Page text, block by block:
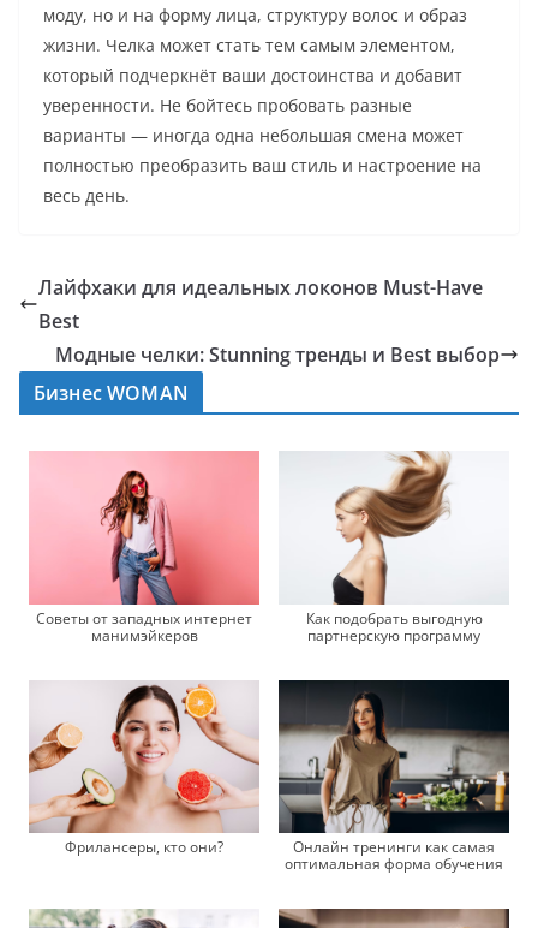
моду, но и на форму лица, структуру волос и образ
жизни. Челка может стать тем самым элементом,
который подчеркнёт ваши достоинства и добавит
уверенности. Не бойтесь пробовать разные
варианты — иногда одна небольшая смена может
полностью преобразить ваш стиль и настроение на
весь день.
Лайфхаки для идеальных локонов Must-Have
Best
Модные челки: Stunning тренды и Best выбор
Бизнес WOMAN
Советы от западных интернет
манимэйкеров
Как подобрать выгодную
партнерскую программу
Фрилансеры, кто они?
Онлайн тренинги как самая
оптимальная форма обучения